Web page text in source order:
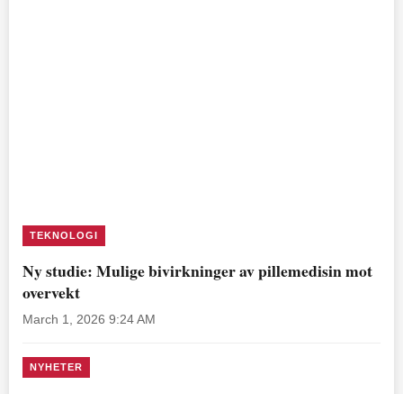
TEKNOLOGI
Ny studie: Mulige bivirkninger av pillemedisin mot
overvekt
March 1, 2026 9:24 AM
NYHETER